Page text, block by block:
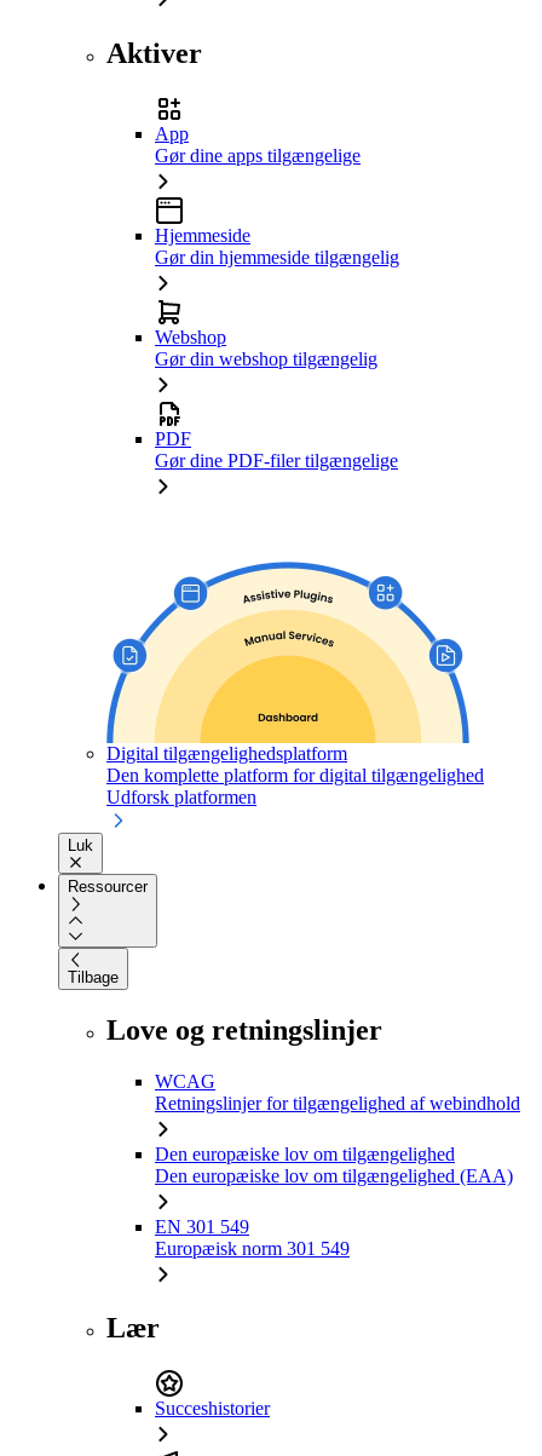
Aktiver
App
Gør dine apps tilgængelige
Hjemmeside
Gør din hjemmeside tilgængelig
Webshop
Gør din webshop tilgængelig
PDF
Gør dine PDF-filer tilgængelige
Digital tilgængelighedsplatform
Den komplette platform for digital tilgængelighed
Udforsk platformen
Luk
Ressourcer
Tilbage
Love og retningslinjer
WCAG
Retningslinjer for tilgængelighed af webindhold
Den europæiske lov om tilgængelighed
Den europæiske lov om tilgængelighed (EAA)
EN 301 549
Europæisk norm 301 549
Lær
Succeshistorier